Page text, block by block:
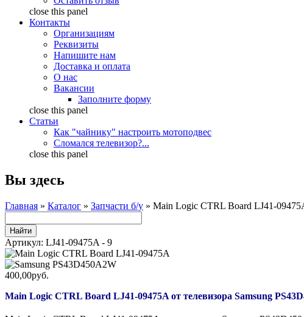
close this panel
Контакты
Организациям
Реквизиты
Напишите нам
Доставка и оплата
О нас
Вакансии
Заполните форму
close this panel
Статьи
Как "чайнику" настроить мотоподвес
Сломался телевизор?...
close this panel
Вы здесь
Главная » Каталог » Запчасти б/у » Main Logic CTRL Board LJ41-
Артикул: LJ41-09475A - 9
400,00руб.
Main Logic CTRL Board LJ41-09475A от телевизора Samsung